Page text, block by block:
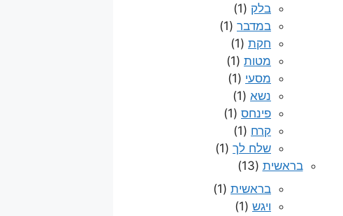
בלק (1)
במדבר (1)
חקת (1)
מטות (1)
מסעי (1)
נשא (1)
פינחס (1)
קרח (1)
שלח לך (1)
בראשית (13)
בראשית (1)
ויגש (1)